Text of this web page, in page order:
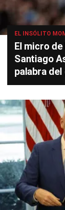
EL INSÓLITO
El micro
Santiago
palabra